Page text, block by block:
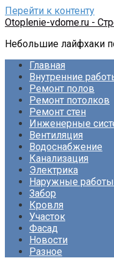
Перейти к контенту
Otoplenie-vdome.ru -
Небольшие лайфхаки
Главная
Внутренние
Ремонт полов
Ремонт потолков
Ремонт стен
Инженерные
Вентиляция
Водоснабжение
Канализация
Электрика
Наружные работы
Забор
Кровля
Участок
Фасад
Новости
Разное